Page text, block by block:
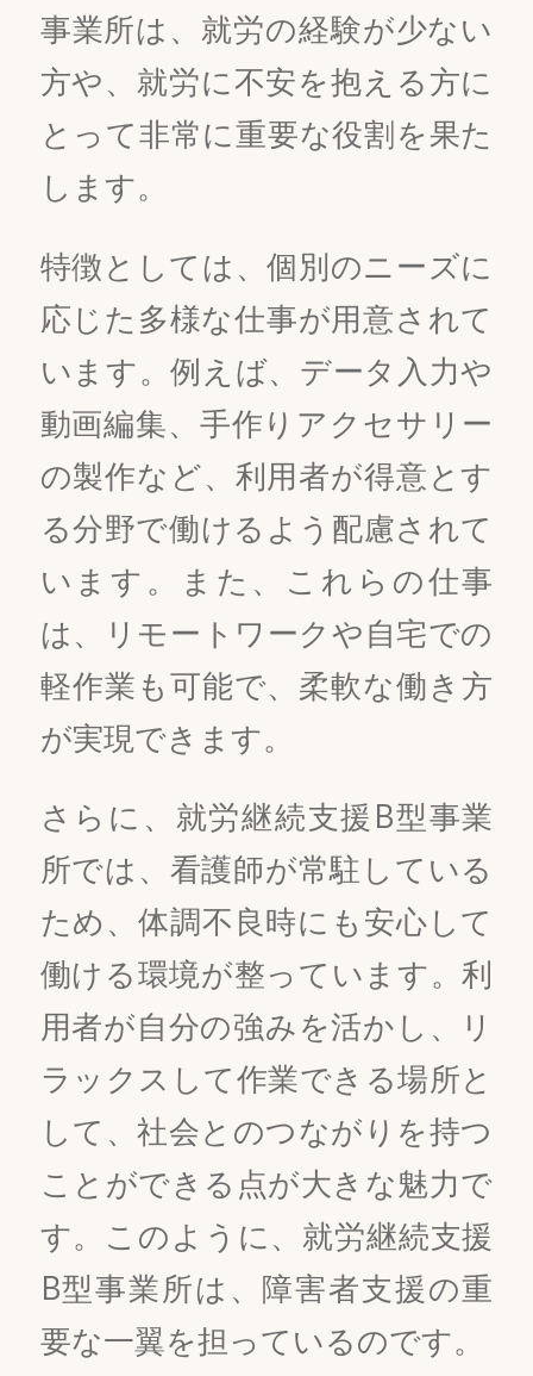
事業所は、就労の経験が少ない
方や、就労に不安を抱える方に
とって非常に重要な役割を果た
します。
特徴としては、個別のニーズに
応じた多様な仕事が用意されて
います。例えば、データ入力や
動画編集、手作りアクセサリー
の製作など、利用者が得意とす
る分野で働けるよう配慮されて
います。また、これらの仕事
は、リモートワークや自宅での
軽作業も可能で、柔軟な働き方
が実現できます。
さらに、就労継続支援B型事業
所では、看護師が常駐している
ため、体調不良時にも安心して
働ける環境が整っています。利
用者が自分の強みを活かし、リ
ラックスして作業できる場所と
して、社会とのつながりを持つ
ことができる点が大きな魅力で
す。このように、就労継続支援
B型事業所は、障害者支援の重
要な一翼を担っているのです。